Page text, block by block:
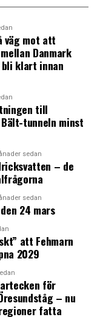
väg mot att
Danmark
bli klart innan
till
Bält-tunneln minst
sedan
– de
sedan
24 mars
att Fehmarn
2029
för
– nu
fatta